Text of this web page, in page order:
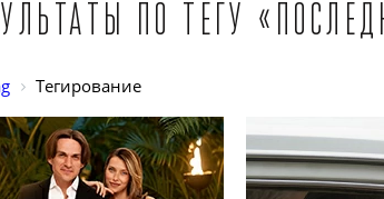
по тегу
Тегирование